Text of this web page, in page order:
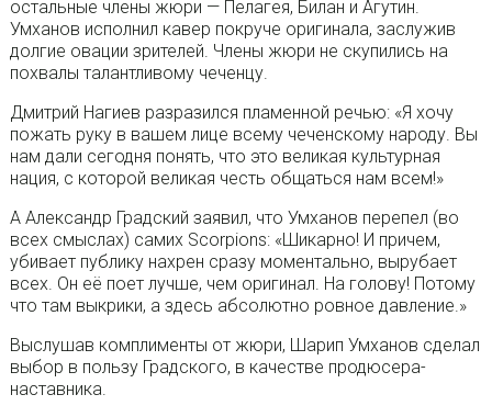
остальные члены жюри — Пелагея, Билан и Агутин.
Умханов исполнил кавер покруче оригинала, заслужив
долгие овации зрителей. Члены жюри не скупились на
похвалы талантливому чеченцу.
Дмитрий Нагиев разразился пламенной речью: «Я хочу
пожать руку в вашем лице всему чеченскому народу. Вы
нам дали сегодня понять, что это великая культурная
нация, с которой великая честь общаться нам всем!»
А Александр Градский заявил, что Умханов перепел (во
всех смыслах) самих Scorpions: «Шикарно! И причем,
убивает публику нахрен сразу моментально, вырубает
всех. Он её поет лучше, чем оригинал. На голову! Потому
что там выкрики, а здесь абсолютно ровное давление.»
Выслушав комплименты от жюри, Шарип Умханов сделал
выбор в пользу Градского, в качестве продюсера-
наставника.